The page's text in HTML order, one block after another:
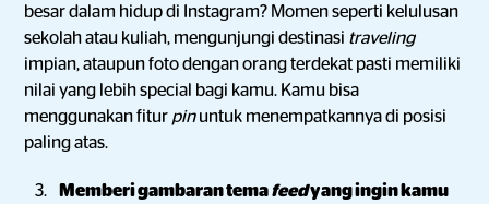
besar dalam hidup di Instagram? Momen seperti kelulusan
sekolah atau kuliah, mengunjungi destinasi traveling
impian, ataupun foto dengan orang terdekat pasti memiliki
nilai yang lebih special bagi kamu. Kamu bisa
menggunakan fitur pinuntuk menempatkannya di posisi
paling atas.
Memberi gambaran temafeedyang ingin kamu